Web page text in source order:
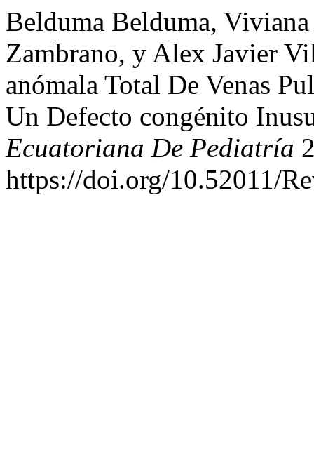
Belduma Belduma,
Zambrano, y Alex Javier
anómala Total De Venas
Un Defecto congénito
Ecuatoriana De Pediatría
https://doi.org/10.52011/